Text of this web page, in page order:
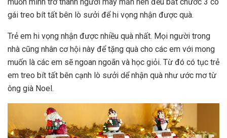
muốn mình trở thành người may mắn nên đều bắt chước 3 cô
gái treo bít tất bên lò sưởi để hi vọng nhận được quà.
Trẻ em hi vọng nhận được nhiều quà nhất. Mọi người trong
nhà cũng nhân cơ hội này để tặng quà cho các em với mong
muốn là các em sẽ ngoan ngoãn và học giỏi. Từ đó có tục trẻ
em treo bít tất bên cạnh lò sưởi dể nhận quà như ước mơ từ
ông già Noel.